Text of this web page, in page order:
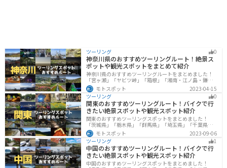
ツーリング 0
神奈川県のおすすめツーリングルート！絶景ス
ポットや観光スポットをまとめて紹介
神奈川県のおすすめツーリングルートをまとめました！
「宮ヶ瀬」「ヤビツ峠」「箱根」「湘南・江ノ島・鎌
倉」「三浦」「みなとみらい」の6つのルート紹介しま
す。自然豊かなスポット、歴史ある観光名所、都市部で
楽しめるツーリングスポットまで多数あります。バイク
で神奈川県にツーリングに行く際は参考にしてくださ
い。
モトスポット
2023-04-15
ツーリング
0
関東のおすすめツーリングルート！バイクで行
きたい絶景スポットや観光スポット紹介
関東のおすすめツーリングスポットをまとめました！
「茨城県」「栃木県」「群馬県」「埼玉県」「千葉県」
「東京都」「神奈川県」の各県の観光地紹介します。自
然豊かな山々や湖、温泉地が点在し、四季折々の景色を
楽しめるスポットが多数あります。バイクで関東にツー
リングに行く際は参考にしてください。
モトスポット
2023-09-06
ツーリング
1
中国のおすすめツーリングルート！バイクで行
きたい絶景スポットや観光スポット紹介
中国のおすすめツーリングスポットをまとめました！